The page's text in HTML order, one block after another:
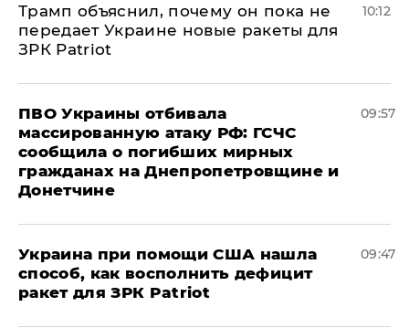
Трамп объяснил, почему он пока не
передает Украине новые ракеты для
ЗРК Patriot
10:12
ПВО Украины отбивала
массированную атаку РФ: ГСЧС
сообщила о погибших мирных
гражданах на Днепропетровщине и
Донетчине
09:57
Украина при помощи США нашла
способ, как восполнить дефицит
ракет для ЗРК Patriot
09:47